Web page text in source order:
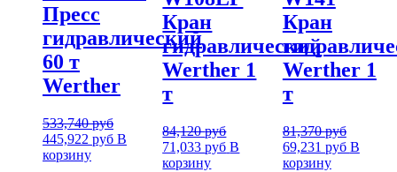
Пресс
гидравлический
60 т
Werther
533,740руб
445,922 руб В
корзину
Кран
гидравлический
Werther 1
т
84,120руб
71,033руб В
корзину
Кран
Werther 1
т
81,370руб
69,231 руб В
корзину